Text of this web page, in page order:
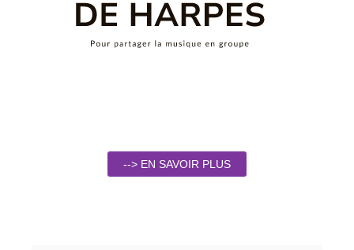
--> EN SAVOIR PLUS